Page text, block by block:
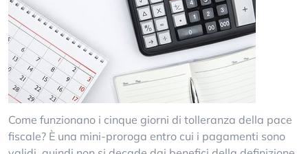
Come funzionano i cinque giorni di tolleranza della pace
fiscale? È una mini-proroga entro cui i pagamenti sono